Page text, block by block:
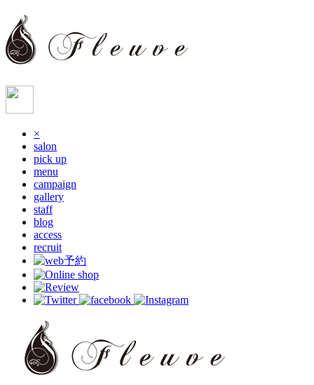
×
salon
pick up
menu
campaign
gallery
staff
blog
access
recruit